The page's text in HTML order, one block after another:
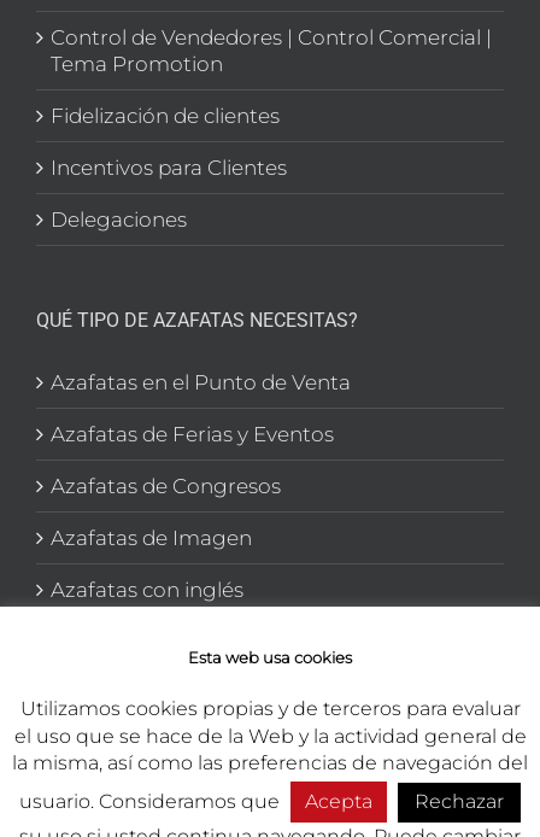
Control de Vendedores | Control Comercial |
Tema Promotion
Fidelización de clientes
Incentivos para Clientes
Delegaciones
QUÉ TIPO DE AZAFATAS NECESITAS?
Azafatas en el Punto de Venta
Azafatas de Ferias y Eventos
Azafatas de Congresos
Azafatas de Imagen
Azafatas con inglés
Copyright 2026 TEMA Marketing Integral | Todos los derechos
reservados.
Esta web usa cookies
Utilizamos cookies propias y de terceros para evaluar
el uso que se hace de la Web y la actividad general de
la misma, así como las preferencias de navegación del
usuario. Consideramos que
Acepta
Rechazar